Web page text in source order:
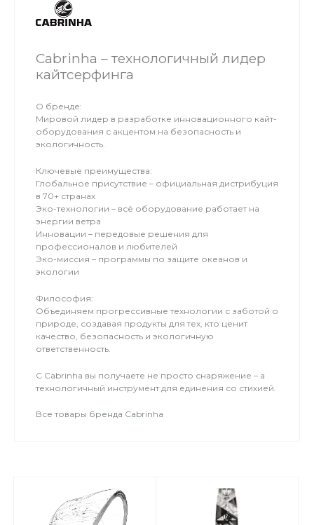
Cabrinha – технологичный лидер
кайтсерфинга
О бренде:
Мировой лидер в разработке инновационного кайт-
оборудования с акцентом на безопасность и
экологичность.
Ключевые преимущества:
Глобальное присутствие – официальная дистрибуция
в 70+ странах
Эко-технологии – всё оборудование работает на
энергии ветра
Инновации – передовые решения для
профессионалов и любителей
Эко-миссия – программы по защите океанов и
экологии
Философия:
Объединяем прогрессивные технологии с заботой о
природе, создавая продукты для тех, кто ценит
качество, безопасность и экологичную
ответственность.
С Cabrinha вы получаете не просто снаряжение – а
технологичный инструмент для единения со стихией.
Все товары бренда Cabrinha